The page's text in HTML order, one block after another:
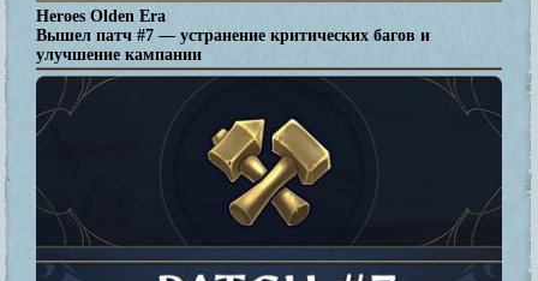
Heroes Olden Era
Вышел патч #7 — устранение критических багов и
улучшение кампании